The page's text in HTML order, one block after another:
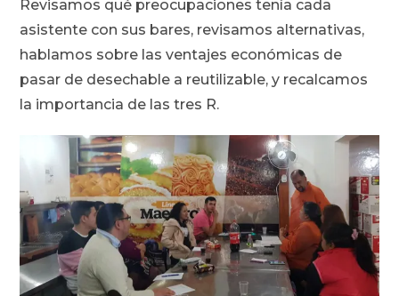
Revisamos qué preocupaciones tenía cada
asistente con sus bares, revisamos alternativas,
hablamos sobre las ventajes económicas de
pasar de desechable a reutilizable, y recalcamos
la importancia de las tres R.